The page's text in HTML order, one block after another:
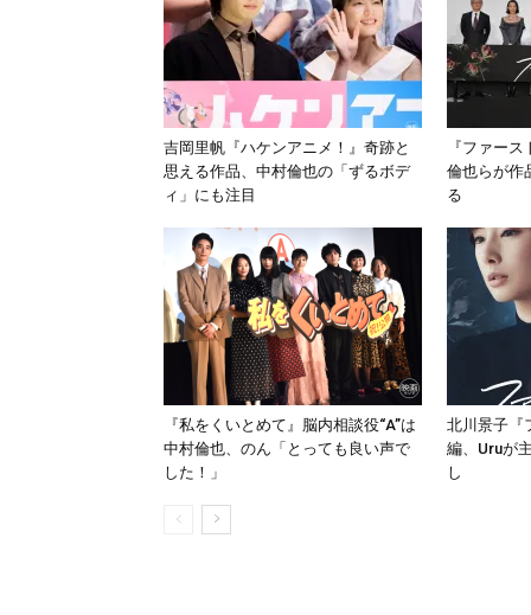
吉岡里帆『ハケンアニメ！』奇跡と
思える作品、中村倫也の「ずるボデ
ィ」にも注目
『ファー
倫也らが作
る
『私をくいとめて』脳内相談役“A”は
中村倫也、のん「とっても良い声で
した！」
北川景子『
編、Uruが
し